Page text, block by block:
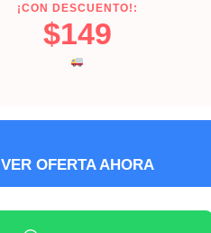
¡CON DESCUENTO!:
$149
VER OFERTA AHORA